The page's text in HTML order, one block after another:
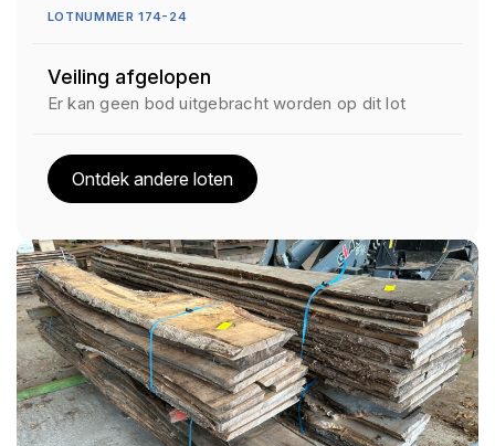
LOTNUMMER 174-24
Veiling afgelopen
Er kan geen bod uitgebracht worden op dit lot
Ontdek andere loten